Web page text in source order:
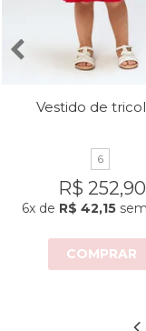
Vestido de
6
R$ 252,90
6x de R$ 42,15
COMPRAR